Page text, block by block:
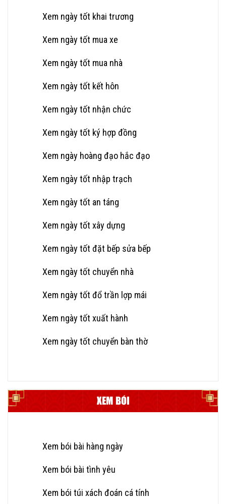
Xem ngày tốt khai trương
Xem ngày tốt mua xe
Xem ngày tốt mua nhà
Xem ngày tốt kết hôn
Xem ngày tốt nhận chức
Xem ngày tốt ký hợp đồng
Xem ngày hoàng đạo hắc đạo
Xem ngày tốt nhập trạch
Xem ngày tốt an táng
Xem ngày tốt xây dựng
Xem ngày tốt đặt bếp sửa bếp
Xem ngày tốt chuyển nhà
Xem ngày tốt đổ trần lợp mái
Xem ngày tốt xuất hành
Xem ngày tốt chuyển bàn thờ
XEM BÓI
Xem bói bài hàng ngày
Xem bói bài tình yêu
Xem bói túi xách đoán cá tính